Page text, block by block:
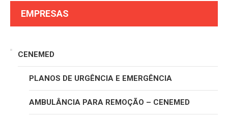
EMPRESAS
CENEMED
PLANOS DE URGÊNCIA E EMERGÊNCIA
AMBULÂNCIA PARA REMOÇÃO – CENEMED